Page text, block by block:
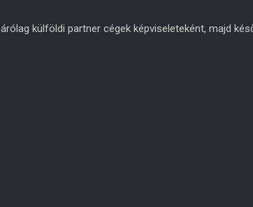
külföldi partner cégek képviseleteként, majd